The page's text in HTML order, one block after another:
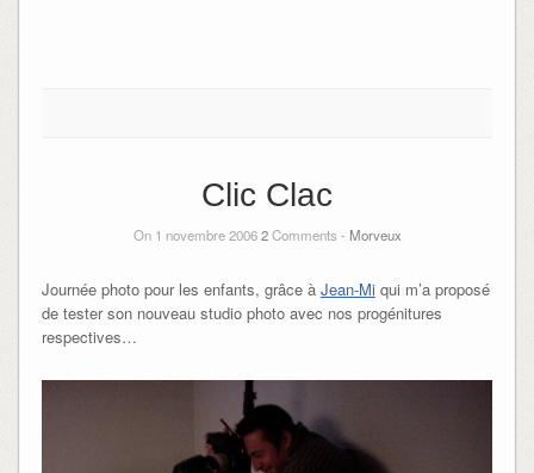
Clic Clac
On 1 novembre 20062Comments - Morveux
Journée photo pour les enfants, grâce à Jean-Miqui m’a proposé
de tester son nouveau studio photo avec nos progénitures
respectives…